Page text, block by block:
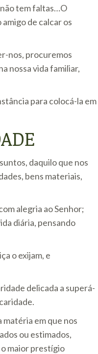
tem faltas…O
de calcar os
nos, procuremos
nossa vida familiar,
para colocá-la em
daquilo que nos
bens materiais,
alegria ao Senhor;
diária, pensando
o exijam, e
delicada a superá-
em que nos
ou estimados,
maior prestígio